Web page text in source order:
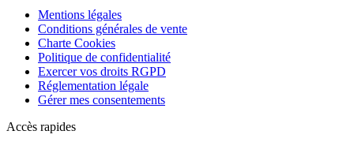
Mentions légales
Conditions générales de vente
Charte Cookies
Politique de confidentialité
Exercer vos droits RGPD
Réglementation légale
Gérer mes consentements
Accès rapides